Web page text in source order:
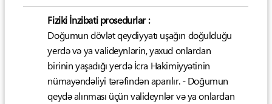
Fiziki İnzibati prosedurlar :
Doğumun dövlət qeydiyyatı uşağın doğulduğu
yerdə və ya valideynlərin, yaxud onlardan
birinin yaşadığı yerdə İcra Hakimiyyətinin
nümayəndəliyi tərəfindən aparılır. - Doğumun
qeydə alınması üçün valideynlər və ya onlardan